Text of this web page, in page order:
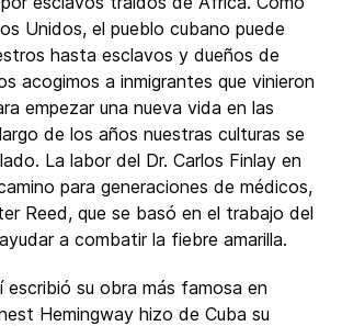
Unidos, el pueblo cubano puede
hasta esclavos y dueños de
acogimos a inmigrantes que vinieron
empezar una nueva vida en las
de los años nuestras culturas se
La labor del Dr. Carlos Finlay en
para generaciones de médicos,
Reed, que se basó en el trabajo del
a combatir la fiebre amarilla.
su obra más famosa en
Hemingway hizo de Cuba su